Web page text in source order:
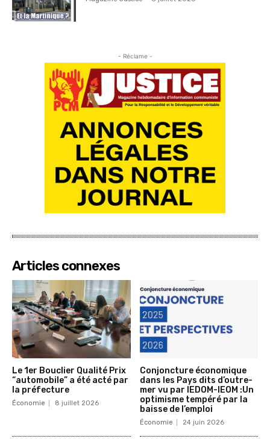
- Réclame -
Articles connexes
Le 1er Bouclier Qualité Prix
“automobile” a été acté par
la préfecture
Économie 8 juillet 2026
Conjoncture économique
dans les Pays dits d’outre-
mer vu par IEDOM-IEOM :Un
optimisme tempéré par la
baisse de l’emploi
Économie 24 juin 2026